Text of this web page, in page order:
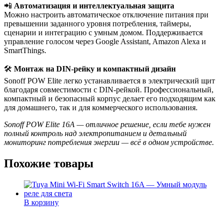
📲 Автоматизация и интеллектуальная защита
Можно настроить автоматическое отключение питания при
превышении заданного уровня потребления, таймеры,
сценарии и интеграцию с умным домом. Поддерживается
управление голосом через Google Assistant, Amazon Alexa и
SmartThings.
🛠 Монтаж на DIN-рейку и компактный дизайн
Sonoff POW Elite легко устанавливается в электрический щит
благодаря совместимости с DIN-рейкой. Профессиональный,
компактный и безопасный корпус делает его подходящим как
для домашнего, так и для коммерческого использования.
Sonoff POW Elite 16A — отличное решение, если тебе нужен
полный контроль над электропитанием и детальный
мониторинг потребления энергии — всё в одном устройстве.
Похожие товары
В корзину